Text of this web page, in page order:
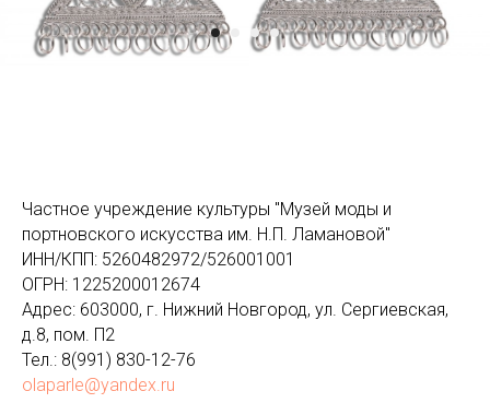
Частное учреждение культуры "Музей моды и
портновского искусства им. Н.П. Ламановой"
ИНН/КПП: 5260482972/526001001
ОГРН: 1225200012674
Адрес: 603000, г. Нижний Новгород, ул. Сергиевская,
д.8, пом. П2
Тел.: 8(991) 830-12-76
olaparle@yandex.ru